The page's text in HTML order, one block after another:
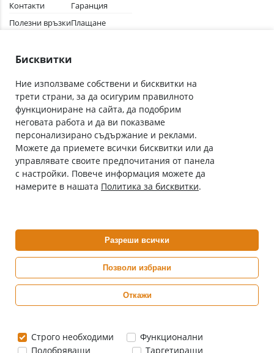
Контакти
Полезни връзки
Общи условия
Гаранция
Плащане
Абонирай се за нашия бюлетин
С абонамента се съгласявам сПолитиката за лични данни.
Онлайн аптека, част от аптеки „Ванчева“
ePharm е лицензирана онлайн аптека от
Изпълнителна Агенция по Лекарствата
0882 444 666
Бисквитки
Ние използваме собствени и бисквитки на
трети страни, за да осигурим правилното
функциониране на сайта, да подобрим
неговата работа и да ви показваме
персонализирано съдържание и реклами.
Можете да приемете всички бисквитки или да
управлявате своите предпочитания от панела
с настройки. Повече информация можете да
намерите в нашата Политика за бисквитки.
Разреши всички
Позволи избрани
Откажи
Строго необходими
Функционални
Подобряващи
Таргетиращи